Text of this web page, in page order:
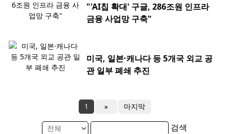
"'AI칩 확대' 구글, 286조원 인프라
금융 사업망 구축"
미국, 일본·캐나다 등 5개국 외교 공
관 일부 폐쇄 추진
1 » 마지막
검색